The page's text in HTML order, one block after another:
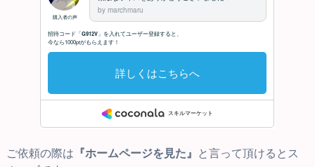
ご依頼の際は 『ホームページを見た』
と言って頂けるとス